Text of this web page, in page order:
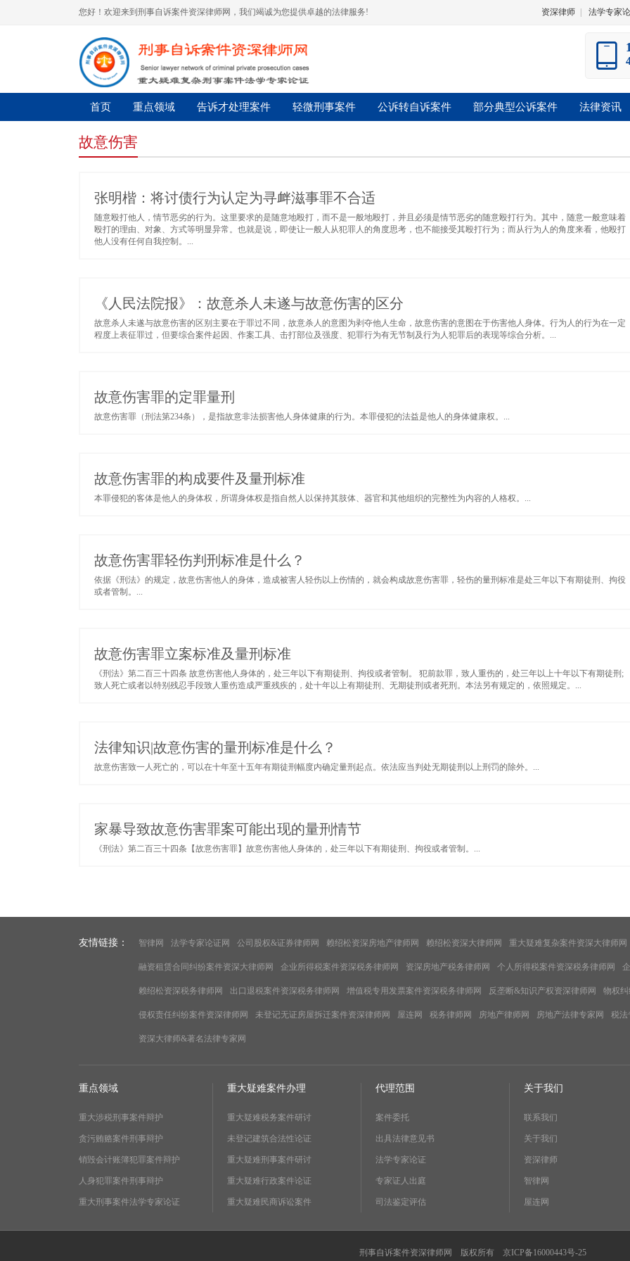
您好！欢迎来到刑事自诉案件资深律师网，我们竭诚为您提供卓越的法律服务! 资深律师 法学专家
首页 重点领域 告诉才处理案件 轻微刑事案件 公诉转自诉案件 部分典型公诉案件 法律资讯
故意伤害
张明楷：将讨债行为认定为寻衅滋事罪不合适
随意殴打他人，情节恶劣的行为。这里要求的是随意地殴打，而不是一般地殴打，并且必须是情节恶劣的随意殴打行为。其中，随意一般意味着
殴打的理由、对象、方式等明显异常。也就是说，即使让一般人从犯罪人的角度思考，也不能接受其殴打行为；而从行为人的角度来看，他殴打
他人没有任何自我控制。...
《人民法院报》：故意杀人未遂与故意伤害的区分
故意杀人未遂与故意伤害的区别主要在于罪过不同，故意杀人的意图为剥夺他人生命，故意伤害的意图在于伤害他人身体。行为人的行为在一定
程度上表征罪过，但要综合案件起因、作案工具、击打部位及强度、犯罪行为有无节制及行为人犯罪后的表现等综合分析。...
故意伤害罪的定罪量刑
故意伤害罪（刑法第234条），是指故意非法损害他人身体健康的行为。本罪侵犯的法益是他人的身体健康权。...
故意伤害罪的构成要件及量刑标准
本罪侵犯的客体是他人的身体权，所谓身体权是指自然人以保持其肢体、器官和其他组织的完整性为内容的人格权。...
故意伤害罪轻伤判刑标准是什么？
依据《刑法》的规定，故意伤害他人的身体，造成被害人轻伤以上伤情的，就会构成故意伤害罪，轻伤的量刑标准是处三年以下有期徒刑、拘役
或者管制。...
故意伤害罪立案标准及量刑标准
《刑法》第二百三十四条 故意伤害他人身体的，处三年以下有期徒刑、拘役或者管制。 犯前款罪，致人重伤的，处三年以上十年以下有期徒刑;
致人死亡或者以特别残忍手段致人重伤造成严重残疾的，处十年以上有期徒刑、无期徒刑或者死刑。本法另有规定的，依照规定。...
法律知识|故意伤害的量刑标准是什么？
故意伤害致一人死亡的，可以在十年至十五年有期徒刑幅度内确定量刑起点。依法应当判处无期徒刑以上刑罚的除外。...
家暴导致故意伤害罪案可能出现的量刑情节
《刑法》第二百三十四条【故意伤害罪】故意伤害他人身体的，处三年以下有期徒刑、拘役或者管制。...
友情链接： 智律网 法学专家论证网 公司股权&证券律师网 赖绍松资深房地产律师网 赖绍松资深大律师网 重大疑难复杂案件资深大律师网
融资租赁合同纠纷案件资深大律师网 企业所得税案件资深税务律师网 资深房地产税务律师网 个人所得税案件资深税务律师网
赖绍松资深税务律师网 出口退税案件资深税务律师网 增值税专用发票案件资深税务律师网 反垄断&知识产权资深律师网 物权
侵权责任纠纷案件资深律师网 未登记无证房屋拆迁案件资深律师网 屋连网 税务律师网 房地产律师网 房地产法律专家网 税法
资深大律师&著名法律专家网
重点领域
重大涉税刑事案件辩护
贪污贿赂案件刑事辩护
销毁会计账簿犯罪案件辩护
人身犯罪案件刑事辩护
重大刑事案件法学专家论证
重大疑难案件办理
重大疑难税务案件研讨
未登记建筑合法性论证
重大疑难刑事案件研讨
重大疑难行政案件论证
重大疑难民商诉讼案件
代理范围
案件委托
出具法律意见书
法学专家论证
专家证人出庭
司法鉴定评估
关于我们
联系我们
关于我们
资深律师
智律网
屋连网
刑事自诉案件资深律师网 版权所有 京ICP备16000443号-25